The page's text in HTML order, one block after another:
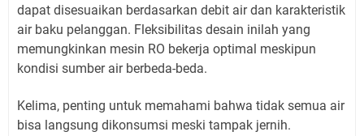
dapat disesuaikan berdasarkan debit air dan karakteristik
air baku pelanggan. Fleksibilitas desain inilah yang
memungkinkan mesin RO bekerja optimal meskipun
kondisi sumber air berbeda-beda.
Kelima, penting untuk memahami bahwa tidak semua air
bisa langsung dikonsumsi meski tampak jernih.